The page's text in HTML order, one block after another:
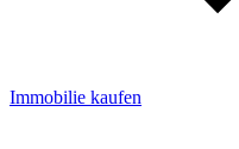
Immobilie kaufen